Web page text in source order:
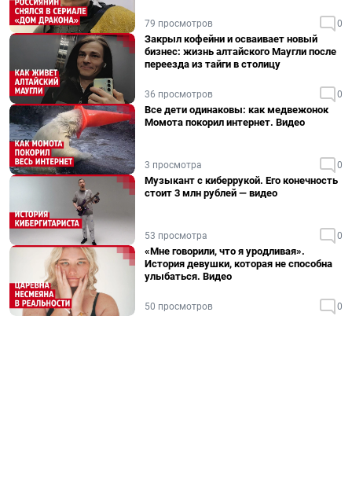
79 просмотров 0
Закрыл кофейни и осваивает новый
бизнес: жизнь алтайского Маугли после
переезда из тайги в столицу
36 просмотров 0
Все дети одинаковы: как медвежонок
Момота покорил интернет. Видео
3 просмотра 0
Музыкант с киберрукой. Его конечность
стоит 3 млн рублей — видео
53 просмотра 0
«Мне говорили, что я уродливая».
История девушки, которая не способна
улыбаться. Видео
50 просмотров 0